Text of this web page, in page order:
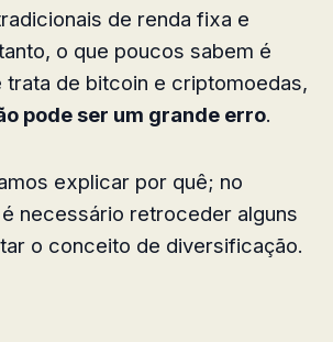
de renda fixa e
o que poucos sabem é
trata de bitcoin e criptomoedas,
pode ser um grande erro.
explicar por quê; no
necessário retroceder alguns
o conceito de diversificação.